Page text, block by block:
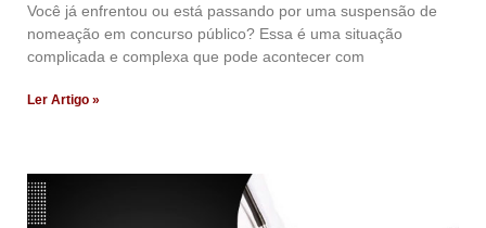
Você já enfrentou ou está passando por uma suspensão de
nomeação em concurso público? Essa é uma situação
complicada e complexa que pode acontecer com
Ler Artigo »